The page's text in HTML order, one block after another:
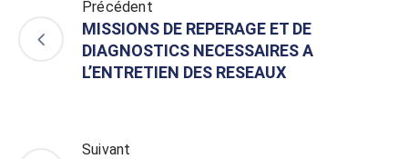
Précédent
MISSIONS DE REPERAGE ET DE
DIAGNOSTICS NECESSAIRES A
L’ENTRETIEN DES RESEAUX
Suivant